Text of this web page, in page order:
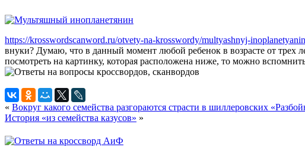
https://krosswordscanword.ru/otvety-na-krosswordy/multyashnyj-
внуки? Думаю, что в данный момент любой ребенок в возрасте от трех
посмотреть на картинку, которая расположена ниже, то можно
« Вокруг какого семейства разгораются страсти в шиллеровских
История «из семейства казусов» »